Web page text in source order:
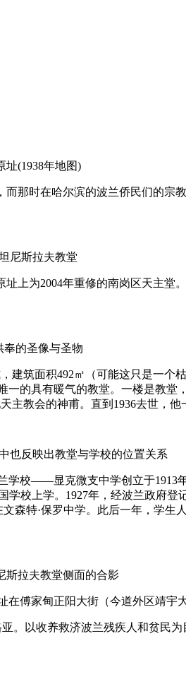
(1938年地图)
那时在哈尔滨的波兰侨民们的宗
尼斯拉夫教堂
上为2004年重修的南岗区天主
的圣像与圣物
筑面积492㎡（可能这只是一个
的具有暖气的教堂。一楼是教
教会的神甫。直到1936去世，他
也反映出教堂与学校的位置关系
校——显克微支中学创立于1913
校上学。1927年，经波兰政府
森特·保罗中学。此后一年，学生
斯拉夫教堂侧面的合影
傅家甸正阳大街（今道外区靖宇
。以收养救济波兰残疾人和贫民